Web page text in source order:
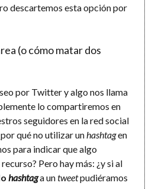
descartemos esta opción por
(o cómo matar dos
por Twitter y algo nos llama
lo compartiremos en
seguidores en la red social
qué no utilizar unhashtagen
para indicar que algo
Pero hay más: ¿y si al
hashtaga untweetpudiéramos